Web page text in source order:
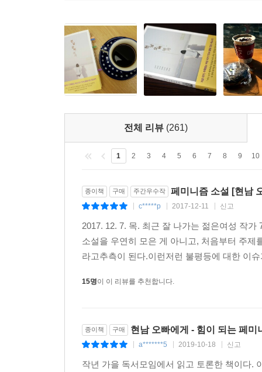
새로운 신호
“두려움을 이기고 단 한 발짝이라도 앞으로 나아
혼란과 두려움은 작가 7인 모두에게 적잖은 부
이야기의 위치를 옮기는 일도 우리에겐 중요할
이야기는 “귀퉁이에 등장하는 조연의 모습에서
그러므로 앞으로도 “이어 쓰고, 거꾸로 쓰고, 새
다른 곳을 꿈꾸던 이들과 그곳으로 천천히 이동
“서로에게 자유를 부여함으로써 스스로 해방될
세상을 꿈꾼다.”
― 최은영(소설가, 『쇼코의 미소』 저자)
전체 리뷰 (261)
1 2 3 4 5 6 7 8 9 10
종이책 구매 주간우수작 페미니즘 소설 [현남
c*****p 2017-12-11 신고
2017. 12. 7. 목. 최근 잘 나가는 젊은여성 작
소설을 우연히 모은 게 아니고, 처음부터 주
라고추측이 된다.이런저런 불평등에 대한 이
15명이 이 리뷰를 추천합니다.
종이책 구매 현남 오빠에게 - 힘이 되는 페미
a*******5 2019-10-18 신고
작년 가을 독서모임에서 읽고 토론한 책이다.